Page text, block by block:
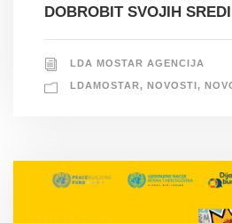
DOBROBIT SVOJIH
LDA MOSTAR AGENCIJA
LDAMOSTAR, NOVOSTI ,